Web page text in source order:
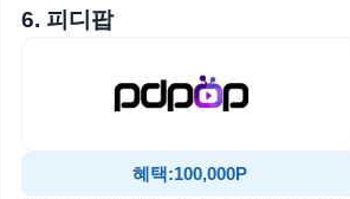
6. 피디팝
혜택:100,000P